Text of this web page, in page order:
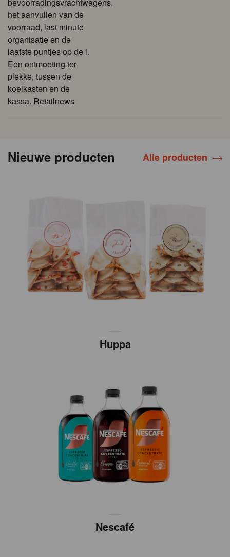
het aanvullen van de
voorraad, last minute
organisatie en de
laatste puntjes op de i.
Een ontmoeting ter
plekke, tussen de
koelkasten en de
kassa. Retailnews
Nieuwe producten Alle producten
Huppa
Nescafé